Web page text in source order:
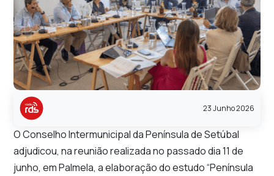
23 Junho 2026
O Conselho Intermunicipal da Península de Setúbal
adjudicou, na reunião realizada no passado dia 11 de
junho, em Palmela, a elaboração do estudo “Península